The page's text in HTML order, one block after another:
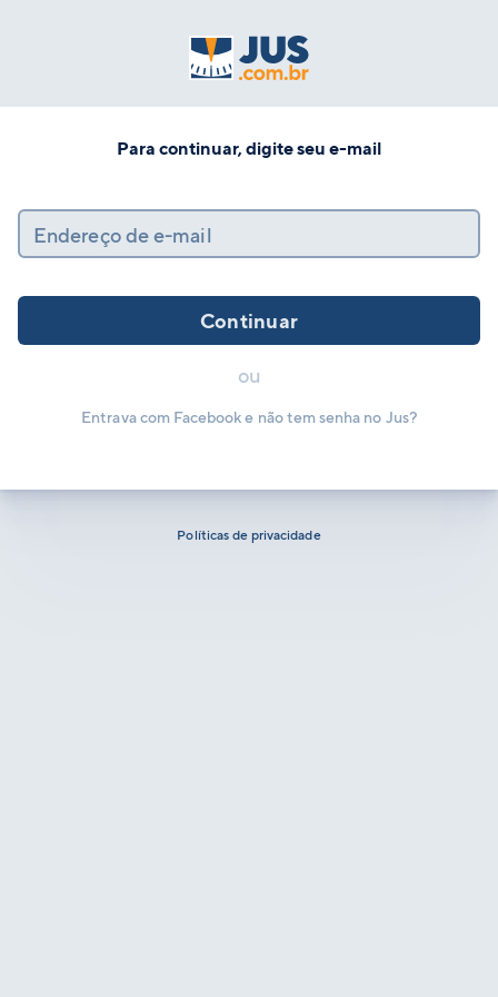
Para continuar, digite seu e-mail
Endereço de e-mail
Continuar
ou
Entrava com Facebook e não tem senha no Jus?
Políticas de privacidade